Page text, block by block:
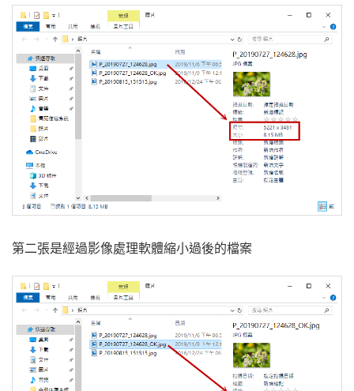
第二張是經過影像處理軟體縮小過後的檔案